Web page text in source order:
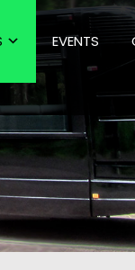
EVENTS